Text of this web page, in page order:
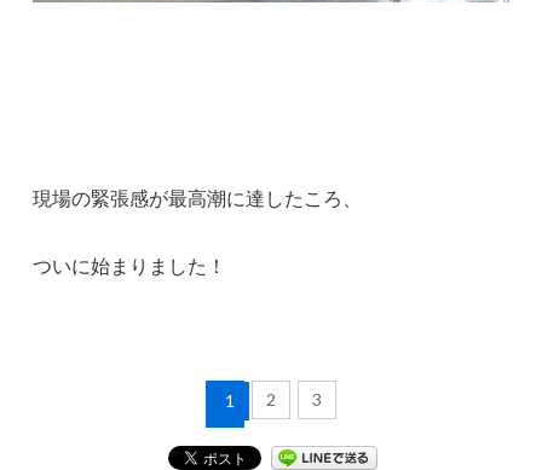
現場の緊張感が最高潮に達したころ、
ついに始まりました！
1 2 3